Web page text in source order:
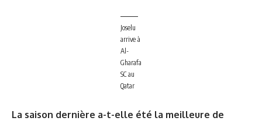
Joselu
arrive à
Al-
Gharafa
SC au
Qatar
La saison dernière a-t-elle été la meilleure de